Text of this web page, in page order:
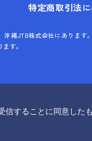
特定商取引法
縄JTB株式会社にあります
す。
することに同意したも